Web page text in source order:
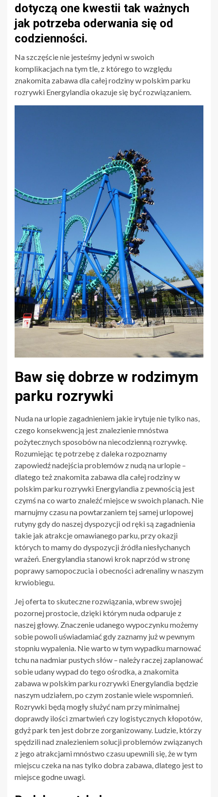
dotyczą one kwestii tak ważnych
jak potrzeba oderwania się od
codzienności.
Na szczęście nie jesteśmy jedyni w swoich
komplikacjach na tym tle, z którego to względu
znakomita zabawa dla całej rodziny w polskim parku
rozrywki Energylandia okazuje się być rozwiązaniem.
Baw się dobrze w rodzimym
parku rozrywki
Nuda na urlopie zagadnieniem jakie irytuje nie tylko nas,
czego konsekwencją jest znalezienie mnóstwa
pożytecznych sposobów na niecodzienną rozrywkę.
Rozumiejąc tę potrzebę z daleka rozpoznamy
zapowiedź nadejścia problemów z nudą na urlopie –
dlatego też znakomita zabawa dla całej rodziny w
polskim parku rozrywki Energylandia z pewnością jest
czymś na co warto znaleźć miejsce w swoich planach. Nie
marnujmy czasu na powtarzaniem tej samej urlopowej
rutyny gdy do naszej dyspozycji od ręki są zagadnienia
takie jak atrakcje omawianego parku, przy okazji
których to mamy do dyspozycji źródła niesłychanych
wrażeń. Energylandia stanowi krok naprzód w stronę
poprawy samopoczucia i obecności adrenaliny w naszym
krwiobiegu.
Jej oferta to skuteczne rozwiązania, wbrew swojej
pozornej prostocie, dzięki którym nuda odparuje z
naszej głowy. Znaczenie udanego wypoczynku możemy
sobie powoli uświadamiać gdy zaznamy już w pewnym
stopniu wypalenia. Nie warto w tym wypadku marnować
tchu na nadmiar pustych słów – należy raczej zaplanować
sobie udany wypad do tego ośrodka, a znakomita
zabawa w polskim parku rozrywki Energylandia będzie
naszym udziałem, po czym zostanie wiele wspomnień.
Rozrywki będą mogły służyć nam przy minimalnej
doprawdy ilości zmartwień czy logistycznych kłopotów,
gdyż park ten jest dobrze zorganizowany. Ludzie, którzy
spędzili nad znalezieniem solucji problemów związanych
z jego atrakcjami mnóstwo czasu upewnili się, że w tym
miejscu czeka na nas tylko dobra zabawa, dlatego jest to
miejsce godne uwagi.